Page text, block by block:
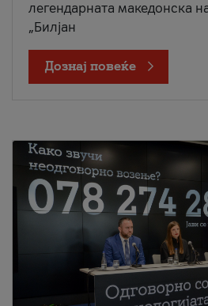
легендарната македонска
„Билјан
Дознај повеќе